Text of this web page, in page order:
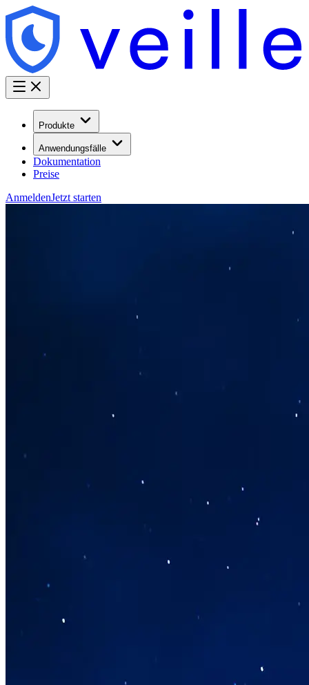
Produkte
Anwendungsfälle
Dokumentation
Preise
AnmeldenJetzt starten